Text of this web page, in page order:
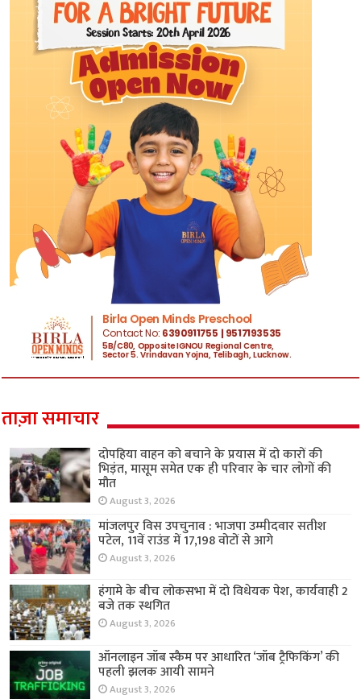
ताज़ा समाचार
दोपहिया वाहन को बचाने के प्रयास में दो कारों की
भिड़ंत, मासूम समेत एक ही परिवार के चार लोगों की
मौत
August 3, 2026
मांजलपुर विस उपचुनाव : भाजपा उम्मीदवार सतीश
पटेल, 11वें राउंड में 17,198 वोटों से आगे
August 3, 2026
हंगामे के बीच लोकसभा में दो विधेयक पेश, कार्यवाही 2
बजे तक स्थगित
August 3, 2026
ऑनलाइन जॉब स्कैम पर आधारित ‘जॉब ट्रैफिकिंग’ की
पहली झलक आयी सामने
August 3, 2026